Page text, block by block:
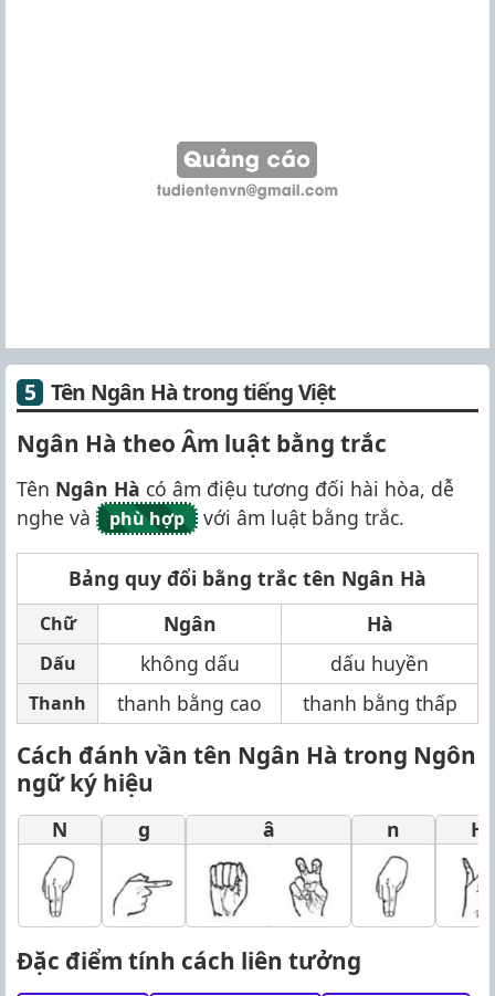
Tên Ngân Hà trong tiếng Việt
Ngân Hà theo Âm luật bằng trắc
Tên Ngân Hà có âm điệu tương đối hài hòa, dễ
nghe và
phù hợp với âm luật bằng trắc.
Bảng quy đổi bằng trắc tên Ngân Hà
Chữ Ngân Hà
Dấu không dấu dấu huyền
Thanh thanh bằng cao thanh bằng thấp
Cách đánh vần tên Ngân Hà trong Ngôn
ngữ ký hiệu
N g â n H
Đặc điểm tính cách liên tưởng